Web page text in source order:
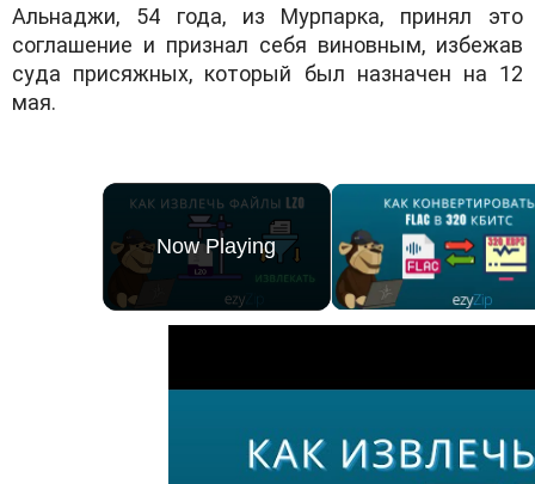
Альнаджи, 54 года, из Мурпарка, принял это
соглашение и признал себя виновным, избежав
суда присяжных, который был назначен на 12
мая.
Now Playing